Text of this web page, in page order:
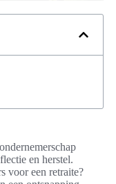
en herstel.
voor een retraite?